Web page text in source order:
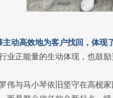
主动高效地为客户找回，体现
业正能量的生动体现，也鼓
伟与马小琴依旧坚守在高枧